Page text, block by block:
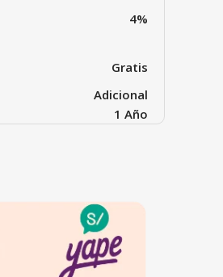
4%
Gratis
Adicional
1 Año